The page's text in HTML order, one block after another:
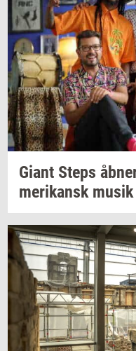
Giant Steps
me­ri­kanskmusik